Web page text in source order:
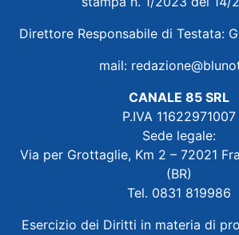
Direttore Responsabile di Testata:
mail:
CANALE 85 SRL
P.IVA 11622971007
Sede legale:
Via per Grottaglie, Km 2 – 72021
(BR)
Tel. 0831 819986
Esercizio dei Diritti in materia di